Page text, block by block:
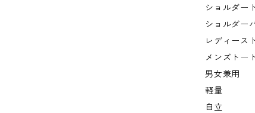
ショルダー
ショルダー
レディース
メンズトー
男女兼用
軽量
自立